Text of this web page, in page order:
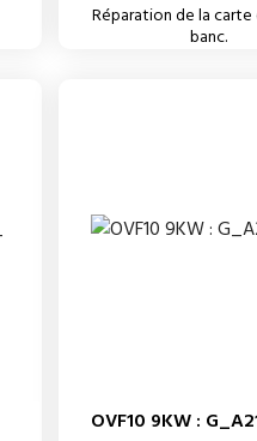
Réparation de la
banc.
OVF10 9KW :